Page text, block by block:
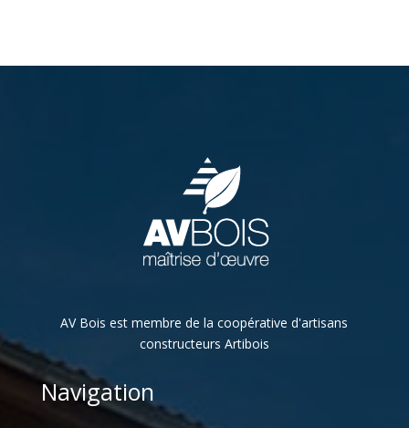
AV Bois est membre de la coopérative d'artisans
constructeurs Artibois
Navigation